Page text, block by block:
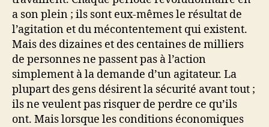
a son plein ; ils sont eux-mêmes le résultat de
l’agitation et du mécontentement qui existent.
Mais des dizaines et des centaines de milliers
de personnes ne passent pas à l’action
simplement à la demande d’un agitateur. La
plupart des gens désirent la sécurité avant tout ;
ils ne veulent pas risquer de perdre ce qu’ils
ont. Mais lorsque les conditions économiques